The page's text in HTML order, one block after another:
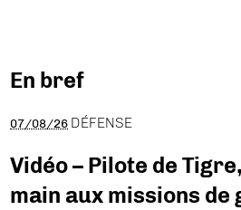
En bref
07/08/26 DÉFENSE
Vidéo – Pilote de
main aux missions de